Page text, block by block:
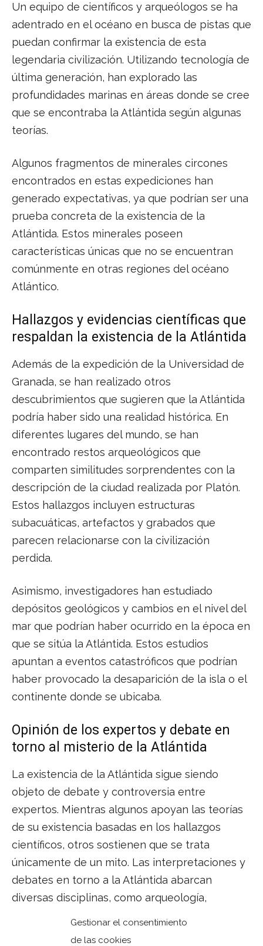
Gestionar el consentimiento
de las cookies
Un equipo de científicos y arqueólogos se ha
adentrado en el océano en busca de pistas que
puedan confirmar la existencia de esta
legendaria civilización. Utilizando tecnología de
última generación, han explorado las
profundidades marinas en áreas donde se cree
que se encontraba la Atlántida según algunas
teorías.
Algunos fragmentos de minerales circones
encontrados en estas expediciones han
generado expectativas, ya que podrían ser una
prueba concreta de la existencia de la
Atlántida. Estos minerales poseen
características únicas que no se encuentran
comúnmente en otras regiones del océano
Atlántico.
Hallazgos y evidencias científicas que
respaldan la existencia de la Atlántida
Además de la expedición de la Universidad de
Granada, se han realizado otros
descubrimientos que sugieren que la Atlántida
podría haber sido una realidad histórica. En
diferentes lugares del mundo, se han
encontrado restos arqueológicos que
comparten similitudes sorprendentes con la
descripción de la ciudad realizada por Platón.
Estos hallazgos incluyen estructuras
subacuáticas, artefactos y grabados que
parecen relacionarse con la civilización
perdida.
Asimismo, investigadores han estudiado
depósitos geológicos y cambios en el nivel del
mar que podrían haber ocurrido en la época en
que se sitúa la Atlántida. Estos estudios
apuntan a eventos catastróficos que podrían
haber provocado la desaparición de la isla o el
continente donde se ubicaba.
Opinión de los expertos y debate en
torno al misterio de la Atlántida
La existencia de la Atlántida sigue siendo
objeto de debate y controversia entre
expertos. Mientras algunos apoyan las teorías
de su existencia basadas en los hallazgos
científicos, otros sostienen que se trata
únicamente de un mito. Las interpretaciones y
debates en torno a la Atlántida abarcan
diversas disciplinas, como arqueología,